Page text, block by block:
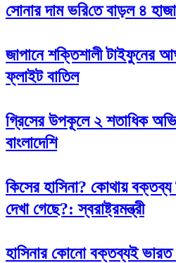
সোনার দাম ভ‌রি‌তে বাড়ল ৪
জাপানে শক্তিশালী টাইফুনের
ফ্লাইট বাতিল
গ্রিসের উপকূলে ২ শতাধিক
বাংলাদেশি
কিসের হাসিনা? কোথায় বক্তব্য
দেখা গেছে?: স্বরাষ্ট্রমন্ত্রী
হাসিনার কোনো বক্তব্যই ভারত